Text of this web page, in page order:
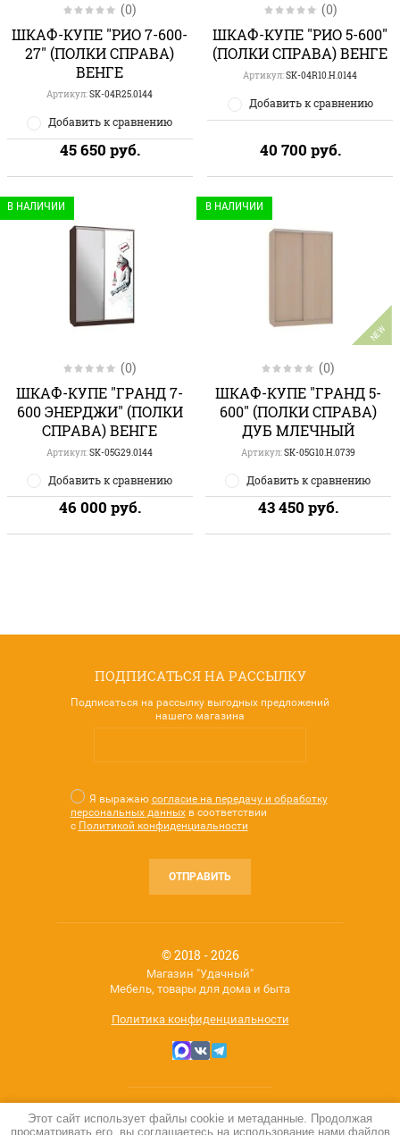
(0)
ШКАФ-КУПЕ "РИО 7-600-
27" (ПОЛКИ СПРАВА)
ВЕНГЕ
Артикул:SK-04R25.0144
Добавить к сравнению
45 650 руб.
(0)
ШКАФ-КУПЕ "РИО 5-600"
(ПОЛКИ СПРАВА) ВЕНГЕ
Артикул:SK-04R10.H.0144
Добавить к сравнению
40 700 руб.
В НАЛИЧИИ
(0)
ШКАФ-КУПЕ "ГРАНД 7-
600 ЭНЕРДЖИ" (ПОЛКИ
СПРАВА) ВЕНГЕ
Артикул:SK-05G29.0144
Добавить к сравнению
46 000 руб.
NEW
В НАЛИЧИИ
(0)
ШКАФ-КУПЕ "ГРАНД 5-
600" (ПОЛКИ СПРАВА)
ДУБ МЛЕЧНЫЙ
Артикул:SK-05G10.H.0739
Добавить к сравнению
43 450 руб.
ПОДПИСАТЬСЯ НА РАССЫЛКУ
Подписаться на рассылку выгодных предложений
нашего магазина
Я выражаю согласие на передачу и обработку
персональных данныхв соответствии
с Политикой конфиденциальности
ОТПРАВИТЬ
© 2018 - 2026
Магазин "Удачный"
Мебель, товары для дома и быта
Политика конфиденциальности
Мегагрупп.ру
Этот сайт использует файлы cookie и метаданные. Продолжая
просматривать его, вы соглашаетесь на использование нами файлов